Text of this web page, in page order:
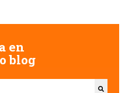
en
blog
una función de texto predictivo.